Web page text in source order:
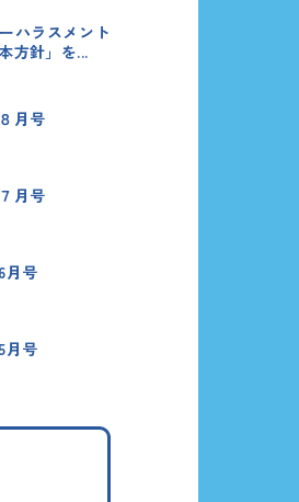
ハラスメント
方針」を...
月号
月号
号
号